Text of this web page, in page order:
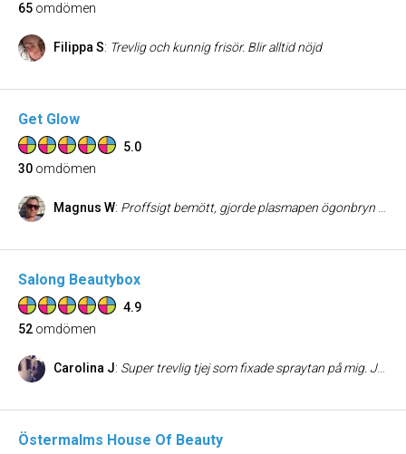
65 omdömen
Filippa S: Trevlig och kunnig frisör. Blir alltid nöjd
Get Glow
5.0
30 omdömen
Magnus W: Proffsigt bemött, gjorde plasmapen ögonbryn lyft och är jätte imponerad av resultatet, så mycket bättre än jag kunde föreställa mig! Köpte även produkter hem från mesoestic som jag är sjukt nöjd med 💕
Salong Beautybox
4.9
52 omdömen
Carolina J: Super trevlig tjej som fixade spraytan på mig. Jag kände mig välkommen och att hon hade avsatt gott om tid, utan att stressa på. Kunnig och informerande. Så trevligt besök ! själva tanningen vart super snygg! Höll ca 6 dagar och nästan det bästa - jag blev inte fläckig. Det liksom bara rann av mig suggestivt. Jag har, efter att besökt andra ställen utan goda resultat, äntligen hittat min salong att besöka när det är dags att bli brun och fräsch! :) rekommenders verkligen!
Östermalms House Of Beauty